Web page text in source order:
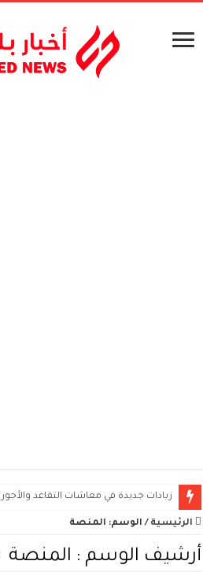
كيف تطلب سيارة فيات دوبلو بالتقسيط في
الرئيسية / الوسم: المنصة
أرشيف الوسم : المنصة